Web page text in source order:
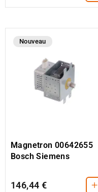
Nouveau
Magnetron 00642655
Bosch Siemens
146,44 € +